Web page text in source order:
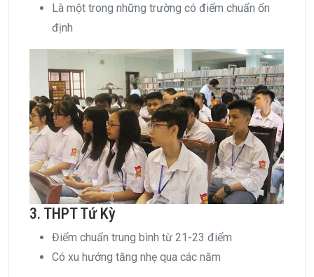
Là một trong những trường có điểm chuẩn ổn
định
3. THPT Tứ Kỳ
Điểm chuẩn trung bình từ 21-23 điểm
Có xu hướng tăng nhẹ qua các năm